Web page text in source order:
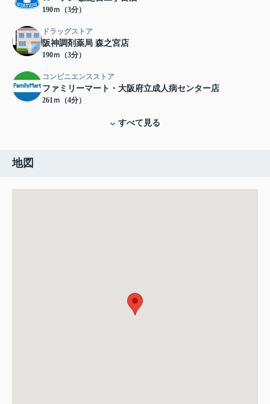
190ｍ（3分）
ドラッグストア
阪神調剤薬局 森之宮店
190ｍ（3分）
コンビニエンスストア
ファミリーマート・大阪府立成人病センター店
261ｍ（4分）
すべて見る
地図